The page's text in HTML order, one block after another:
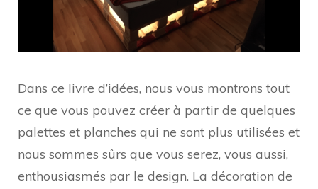
Dans ce livre d’idées, nous vous montrons tout
ce que vous pouvez créer à partir de quelques
palettes et planches qui ne sont plus utilisées et
nous sommes sûrs que vous serez, vous aussi,
enthousiasmés par le design. La décoration de